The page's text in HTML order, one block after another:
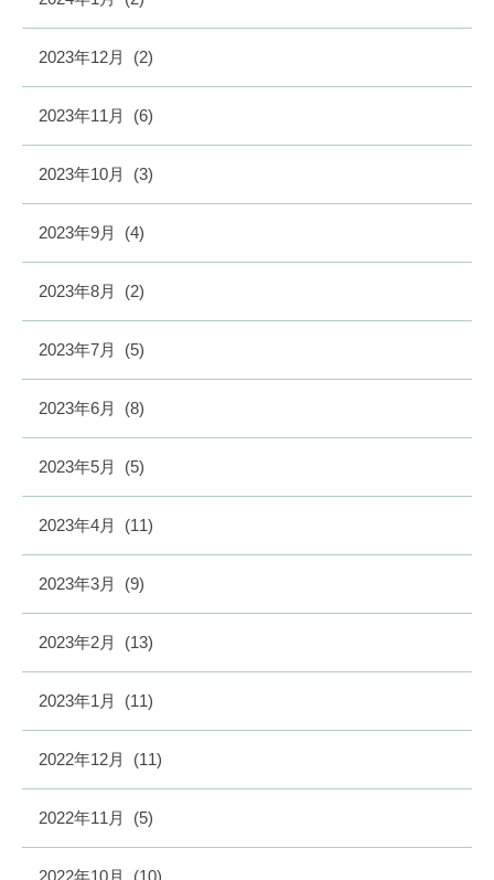
2023年12月 (2)
2023年11月 (6)
2023年10月 (3)
2023年9月 (4)
2023年8月 (2)
2023年7月 (5)
2023年6月 (8)
2023年5月 (5)
2023年4月 (11)
2023年3月 (9)
2023年2月 (13)
2023年1月 (11)
2022年12月 (11)
2022年11月 (5)
2022年10月 (10)